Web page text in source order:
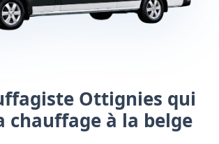
Ottignies qui
chauffage à la belge